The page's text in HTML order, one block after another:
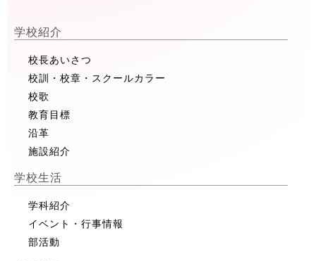
学校紹介
校長あいさつ
校訓・校章・スクールカラー
校歌
教育目標
沿革
施設紹介
学校生活
学科紹介
イベント・行事情報
部活動